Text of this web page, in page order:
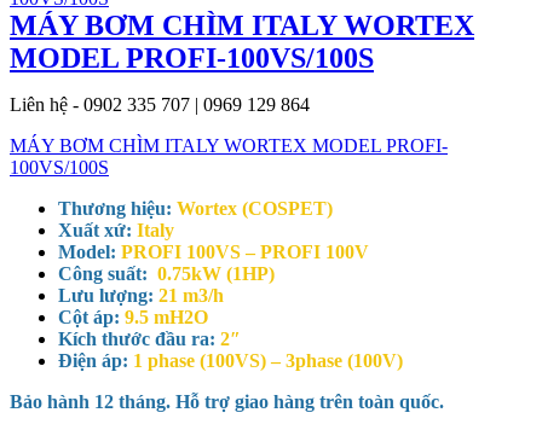
MÁY BƠM CHÌM ITALY WORTEX
MODEL PROFI-100VS/100S
Liên hệ - 0902 335 707 | 0969 129 864
MÁY BƠM CHÌM ITALY WORTEX MODEL PROFI-
100VS/100S
Thương hiệu: Wortex (COSPET)
Xuất xứ: Italy
Model: PROFI 100VS – PROFI 100V
Công suất: 0.75kW (1HP)
Lưu lượng: 21 m3/h
Cột áp: 9.5 mH2O
Kích thước đầu ra: 2″
Điện áp: 1 phase (100VS) – 3phase (100V)
Bảo hành 12 tháng. Hỗ trợ giao hàng trên toàn quốc.